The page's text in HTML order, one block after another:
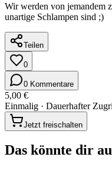
Wir werden von jemandem
unartige Schlampen sind ;)
Teilen
0
0 Kommentare
5,00 €
Einmalig · Dauerhafter
Jetzt freischalten
Das könnte dir